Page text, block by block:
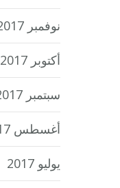
نوفمبر 2017
أكتوبر 2017
سبتمبر 2017
أغسطس 2017
يوليو 2017